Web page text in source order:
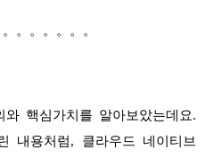
。。。。。。
핵심가치를 알아보았는데요.
내용처럼, 클라우드 네이티브